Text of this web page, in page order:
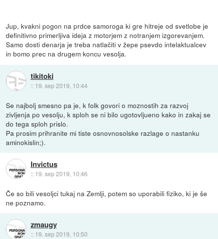
Jup, kvakni pogon na prdce samoroga ki gre hitreje od svetlobe je
definitivno primerljiva ideja z motorjem z notranjem izgorevanjem.
Samo dosti denarja je treba natlačiti v žepe psevdo intelaktualcev
in bomo prec na drugem koncu vesolja.
tikitoki
:: 19. sep 2019, 10:44
Se najbolj smesno pa je, k folk govori o moznostih za razvoj
zivljenja po vesolju, k sploh se ni bilo ugotovljueno kako in zakaj se
do tega sploh prislo.
Pa prosim prihranite mi tiste osnovnosolske razlage o nastanku
aminokislin;).
Invictus
:: 19. sep 2019, 10:46
Če so bili vesoljci tukaj na Zemlji, potem so uporabili fiziko, ki je še
ne poznamo.
zmaugy
:: 19. sep 2019, 10:50